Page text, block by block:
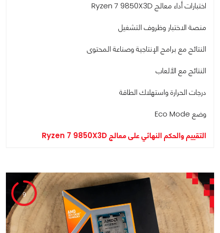
اختبارات أداء معالج Ryzen 7 9850X3D
منصة الاختبار وظروف التشغيل
النتائج مع برامج الإنتاجية وصناعة المحتوى
النتائج مع الألعاب
درجات الحرارة واستهلاك الطاقة
وضع Eco Mode
التقييم والحكم النهائي على معالج Ryzen 7 9850X3D
9